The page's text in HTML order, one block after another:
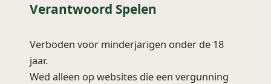
Verantwoord Spelen
Verboden voor minderjarigen onder de 18
jaar.
Wed alleen op websites die een vergunning